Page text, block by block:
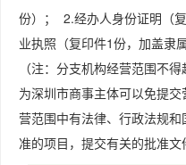
份）； 2.经办人身份证明（
业执照（复印件1份，加盖隶
（注：分支机构经营范围不
为深圳市商事主体可以免提
营范围中有法律、行政法规
准的项目，提交有关的批准